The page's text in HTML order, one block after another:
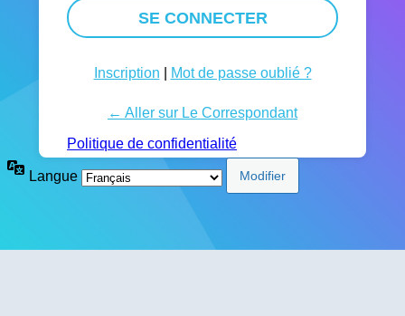
Inscription Mot de passe oublié ?
← Aller sur Le Correspondant
Politique de confidentialité
Langue